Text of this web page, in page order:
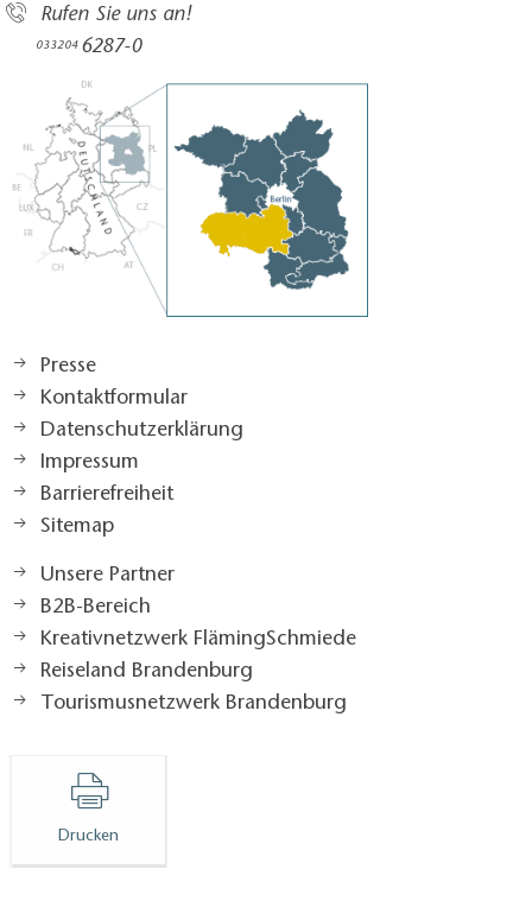
Rufen Sie uns an!
033204 6287-0
Presse
Kontaktformular
Datenschutzerklärung
Impressum
Barrierefreiheit
Sitemap
Unsere Partner
B2B-Bereich
Kreativnetzwerk FlämingSchmiede
Reiseland Brandenburg
Tourismusnetzwerk Brandenburg
Drucken